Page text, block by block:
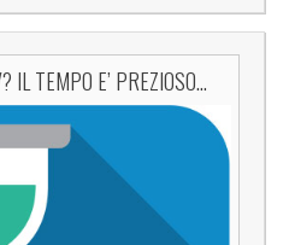
IL TEMPO E’ PREZIOSO…